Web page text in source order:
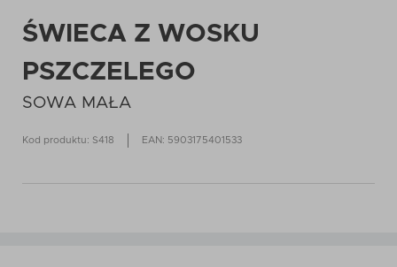
ŚWIECA Z WOSKU
PSZCZELEGO
SOWA MAŁA
Kod produktu: S418 EAN: 5903175401533